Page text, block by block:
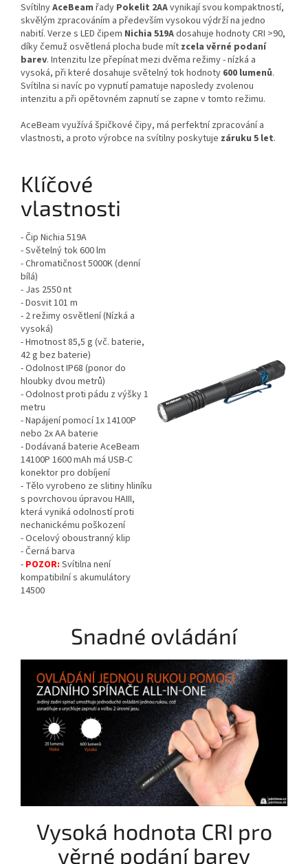
SvítilnyAceBeam řady Pokelit 2AAvynikají svou kompaktností,
skvělým zpracováním a především vysokou výdrží na jedno
nabití. Verze s LED čipem Nichia 519Adosahuje hodnoty CRI >90,
díky čemuž osvětlená plocha bude mít zcela věrné podaní
barev. Intenzitu lze přepínat mezi dvěma režimy - nízká a
vysoká, při které dosahuje světelný tok hodnoty 600 lumenů.
Svítilna si navíc po vypnutí pamatuje naposledy zvolenou
intenzitu a při opětovném zapnutí se zapne v tomto režimu.
AceBeam využívá špičkové čipy, má perfektní zpracování a
vlastnosti, a proto výrobce na svítilny poskytuje záruku 5 let.
Klíčové
vlastnosti
- Čip Nichia 519A
- Světelný tok 600 lm
- Chromatičnost 5000K (denní
bílá)
- Jas 2550 nt
- Dosvit 101 m
- 2 režimy osvětlení (Nízká a
vysoká)
- Hmotnost 85,5 g (vč. baterie,
42 g bez baterie)
- Odolnost IP68 (ponor do
hloubky dvou metrů)
- Odolnost proti pádu z výšky 1
metru
- Napájení pomocí 1x 14100P
nebo 2x AA baterie
- Dodávaná baterie AceBeam
14100P 1600 mAh má USB-C
konektor pro dobíjení
- Tělo vyrobeno ze slitiny hliníku
s povrchovou úpravou HAIII,
která vyniká odolností proti
nechanickému poškození
- Ocelový oboustranný klip
- Černá barva
- POZOR: Svítilna není
kompatibilní s akumulátory
14500
Snadné ovládání
Vysoká hodnota CRI pro
věrné podání barev